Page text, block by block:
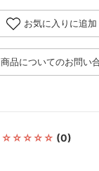
お気に入りに追加
商品についてのお問い
☆☆☆☆☆ (0)